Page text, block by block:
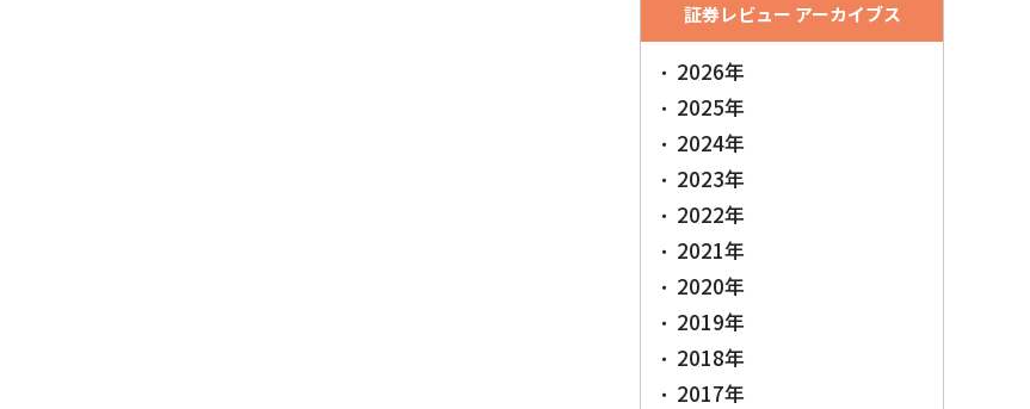
証券レビュー アーカイブス
2026年
2025年
2024年
2023年
2022年
2021年
2020年
2019年
2018年
2017年